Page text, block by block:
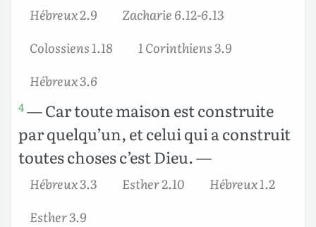
Hébreux 2.9
Zacharie 6.12-6.13
Colossiens 1.18
1 Corinthiens 3.9
Hébreux 3.6
4— Car toute maison est construite
par quelqu’un, et celui qui a construit
toutes choses c’est Dieu. —
Hébreux 3.3 Esther 2.10
Hébreux 1.2
Esther 3.9